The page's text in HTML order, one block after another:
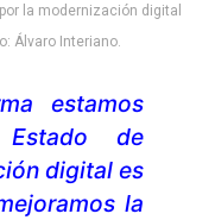
la modernización digital
Álvaro Interiano.
estamos
Estado de
digital es
la